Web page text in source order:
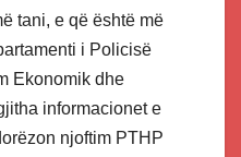
tani, e që është më
i Policisë
Ekonomik dhe
informacionet e
njoftim PTHP